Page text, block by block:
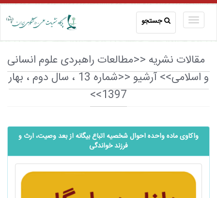
جستجو
مقالات نشریه <<مطالعات راهبردی علوم انسانی
و اسلامی>> آرشیو <<شماره 13 ، سال دوم ، بهار
1397>>
واکاوی ماده واحده احوال شخصیه اتباع بیگانه از بعد وصیت، ارث و
فرزند خواندگی